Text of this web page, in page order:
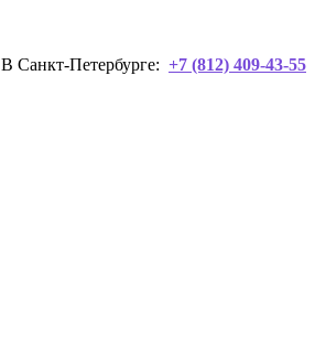
В Санкт-Петербурге: +7 (812) 409-43-55